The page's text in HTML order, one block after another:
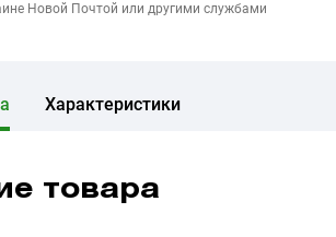
Новой Почтой или другими службами
Характеристики
товара